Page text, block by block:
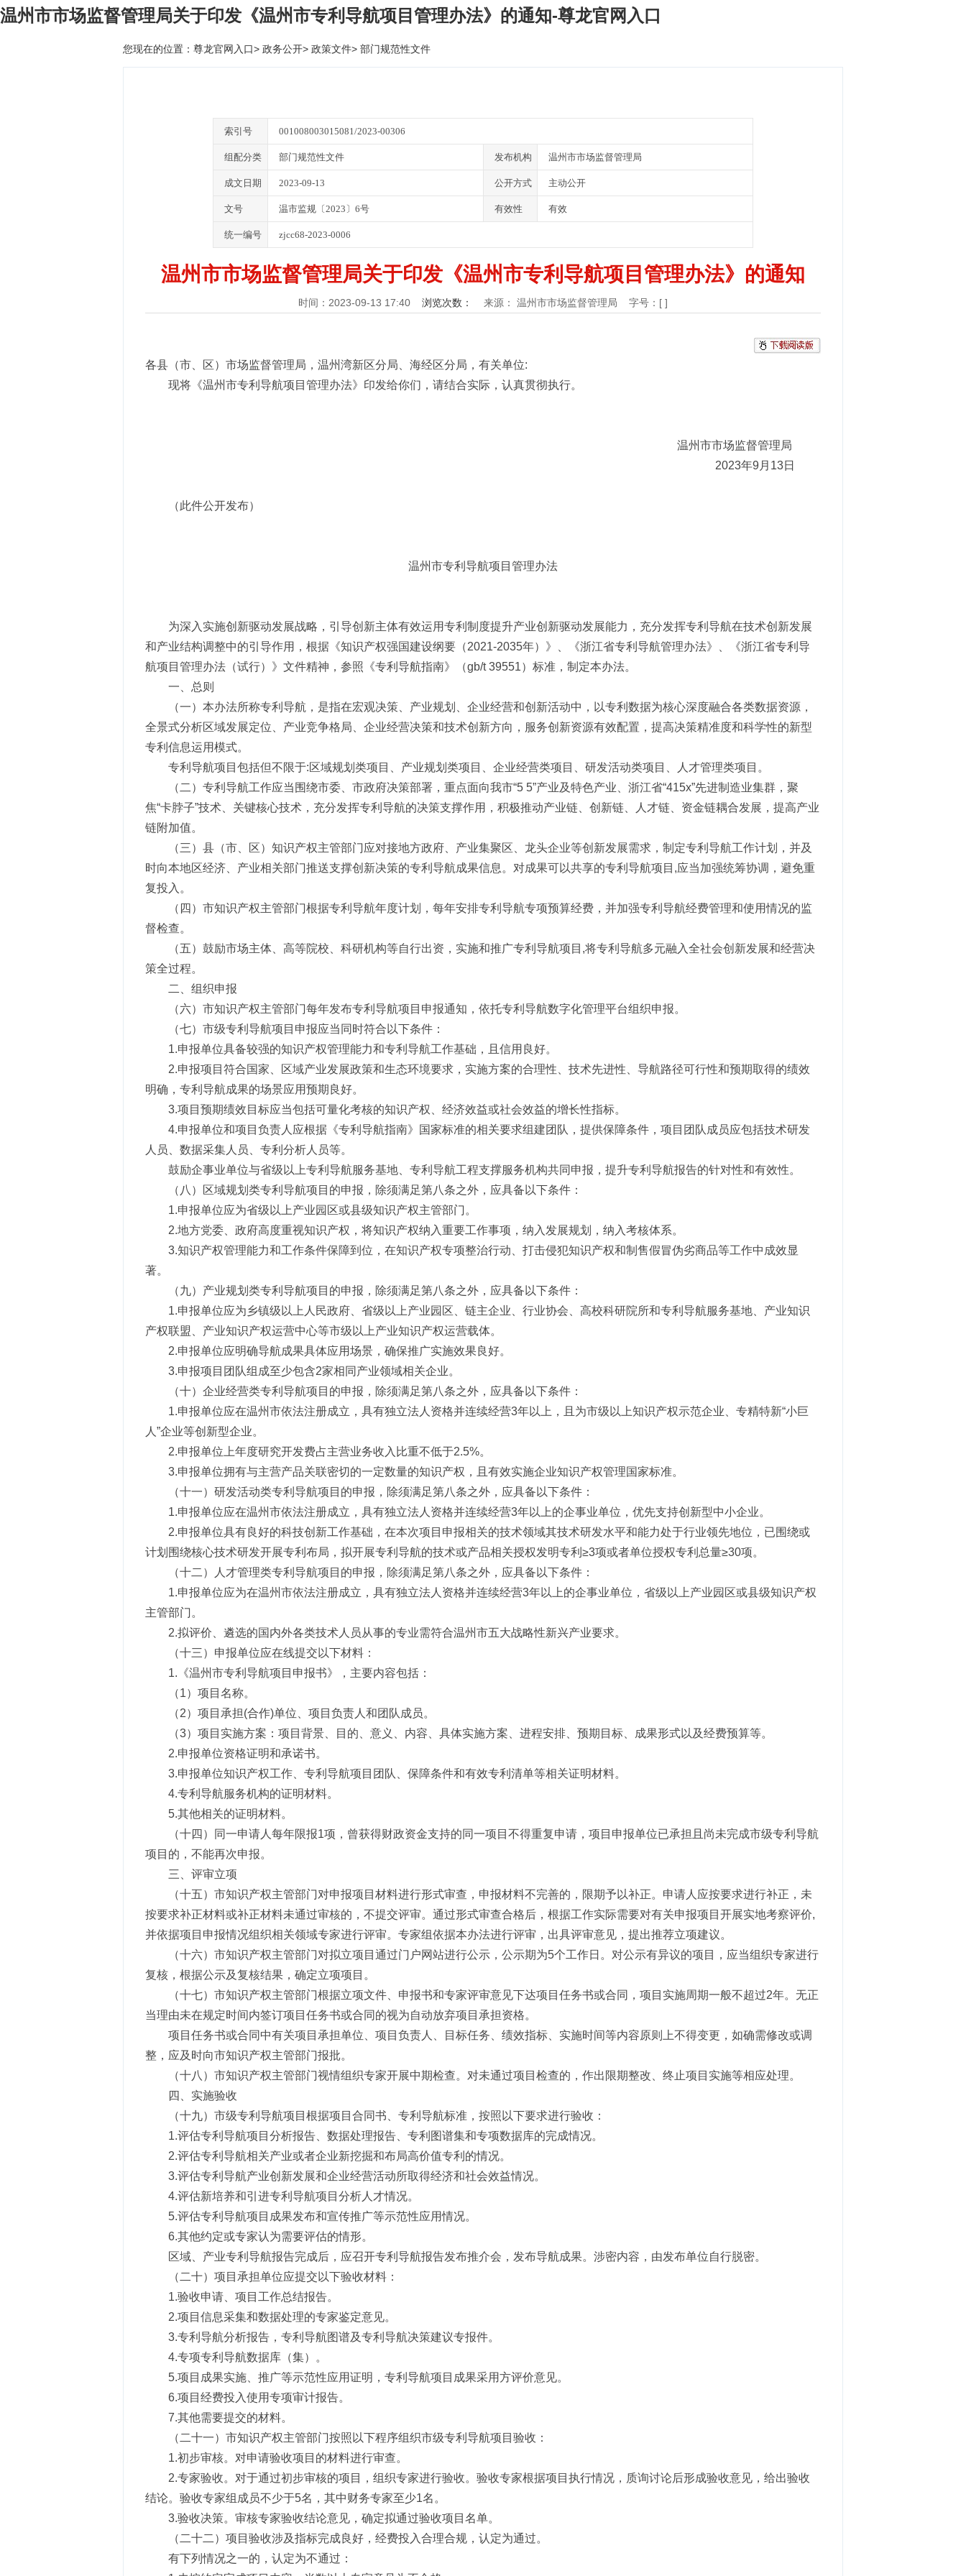
温州市市场监督管理局关于印发《温州市专利导航项目管理办法》的通知-尊龙官网入口
您现在的位置： 尊龙官网入口> 政务公开> 政策文件> 部门规范性文件
索引号 001008003015081/2023-00306
组配分类 部门规范性文件 发布机构 温州市市场监督管理局
成文日期 2023-09-13 公开方式 主动公开
文号 温市监规〔2023〕6号 有效性 有效
统一编号 zjcc68-2023-0006
温州市市场监督管理局关于印发《温州市专利导航项目管理办法》的通知
时间：2023-09-13 17:40 浏览次数： 来源： 温州市市场监督管理局 字号：[ ]
各县（市、区）市场监督管理局，温州湾新区分局、海经区分局，有关单位:
现将《温州市专利导航项目管理办法》印发给你们，请结合实际，认真贯彻执行。
温州市市场监督管理局
2023年9月13日
（此件公开发布）
温州市专利导航项目管理办法
为深入实施创新驱动发展战略，引导创新主体有效运用专利制度提升产业创新驱动发展能力，充分发挥专利导航在技术创新发展
和产业结构调整中的引导作用，根据《知识产权强国建设纲要（2021-2035年）》、《浙江省专利导航管理办法》、《浙江省专利导
航项目管理办法（试行）》文件精神，参照《专利导航指南》（gb/t 39551）标准，制定本办法。
一、总则
（一）本办法所称专利导航，是指在宏观决策、产业规划、企业经营和创新活动中，以专利数据为核心深度融合各类数据资源，
全景式分析区域发展定位、产业竞争格局、企业经营决策和技术创新方向，服务创新资源有效配置，提高决策精准度和科学性的新型
专利信息运用模式。
专利导航项目包括但不限于:区域规划类项目、产业规划类项目、企业经营类项目、研发活动类项目、人才管理类项目。
（二）专利导航工作应当围绕市委、市政府决策部署，重点面向我市“5 5”产业及特色产业、浙江省“415x”先进制造业集群，聚
焦“卡脖子”技术、关键核心技术，充分发挥专利导航的决策支撑作用，积极推动产业链、创新链、人才链、资金链耦合发展，提高产业
链附加值。
（三）县（市、区）知识产权主管部门应对接地方政府、产业集聚区、龙头企业等创新发展需求，制定专利导航工作计划，并及
时向本地区经济、产业相关部门推送支撑创新决策的专利导航成果信息。对成果可以共享的专利导航项目,应当加强统筹协调，避免重
复投入。
（四）市知识产权主管部门根据专利导航年度计划，每年安排专利导航专项预算经费，并加强专利导航经费管理和使用情况的监
督检查。
（五）鼓励市场主体、高等院校、科研机构等自行出资，实施和推广专利导航项目,将专利导航多元融入全社会创新发展和经营决
策全过程。
二、组织申报
（六）市知识产权主管部门每年发布专利导航项目申报通知，依托专利导航数字化管理平台组织申报。
（七）市级专利导航项目申报应当同时符合以下条件：
1.申报单位具备较强的知识产权管理能力和专利导航工作基础，且信用良好。
2.申报项目符合国家、区域产业发展政策和生态环境要求，实施方案的合理性、技术先进性、导航路径可行性和预期取得的绩效
明确，专利导航成果的场景应用预期良好。
3.项目预期绩效目标应当包括可量化考核的知识产权、经济效益或社会效益的增长性指标。
4.申报单位和项目负责人应根据《专利导航指南》国家标准的相关要求组建团队，提供保障条件，项目团队成员应包括技术研发
人员、数据采集人员、专利分析人员等。
鼓励企事业单位与省级以上专利导航服务基地、专利导航工程支撑服务机构共同申报，提升专利导航报告的针对性和有效性。
（八）区域规划类专利导航项目的申报，除须满足第八条之外，应具备以下条件：
1.申报单位应为省级以上产业园区或县级知识产权主管部门。
2.地方党委、政府高度重视知识产权，将知识产权纳入重要工作事项，纳入发展规划，纳入考核体系。
3.知识产权管理能力和工作条件保障到位，在知识产权专项整治行动、打击侵犯知识产权和制售假冒伪劣商品等工作中成效显
著。
（九）产业规划类专利导航项目的申报，除须满足第八条之外，应具备以下条件：
1.申报单位应为乡镇级以上人民政府、省级以上产业园区、链主企业、行业协会、高校科研院所和专利导航服务基地、产业知识
产权联盟、产业知识产权运营中心等市级以上产业知识产权运营载体。
2.申报单位应明确导航成果具体应用场景，确保推广实施效果良好。
3.申报项目团队组成至少包含2家相同产业领域相关企业。
（十）企业经营类专利导航项目的申报，除须满足第八条之外，应具备以下条件：
1.申报单位应在温州市依法注册成立，具有独立法人资格并连续经营3年以上，且为市级以上知识产权示范企业、专精特新“小巨
人”企业等创新型企业。
2.申报单位上年度研究开发费占主营业务收入比重不低于2.5%。
3.申报单位拥有与主营产品关联密切的一定数量的知识产权，且有效实施企业知识产权管理国家标准。
（十一）研发活动类专利导航项目的申报，除须满足第八条之外，应具备以下条件：
1.申报单位应在温州市依法注册成立，具有独立法人资格并连续经营3年以上的企事业单位，优先支持创新型中小企业。
2.申报单位具有良好的科技创新工作基础，在本次项目申报相关的技术领域其技术研发水平和能力处于行业领先地位，已围绕或
计划围绕核心技术研发开展专利布局，拟开展专利导航的技术或产品相关授权发明专利≥3项或者单位授权专利总量≥30项。
（十二）人才管理类专利导航项目的申报，除须满足第八条之外，应具备以下条件：
1.申报单位应为在温州市依法注册成立，具有独立法人资格并连续经营3年以上的企事业单位，省级以上产业园区或县级知识产权
主管部门。
2.拟评价、遴选的国内外各类技术人员从事的专业需符合温州市五大战略性新兴产业要求。
（十三）申报单位应在线提交以下材料：
1.《温州市专利导航项目申报书》，主要内容包括：
（1）项目名称。
（2）项目承担(合作)单位、项目负责人和团队成员。
（3）项目实施方案：项目背景、目的、意义、内容、具体实施方案、进程安排、预期目标、成果形式以及经费预算等。
2.申报单位资格证明和承诺书。
3.申报单位知识产权工作、专利导航项目团队、保障条件和有效专利清单等相关证明材料。
4.专利导航服务机构的证明材料。
5.其他相关的证明材料。
（十四）同一申请人每年限报1项，曾获得财政资金支持的同一项目不得重复申请，项目申报单位已承担且尚未完成市级专利导航
项目的，不能再次申报。
三、评审立项
（十五）市知识产权主管部门对申报项目材料进行形式审查，申报材料不完善的，限期予以补正。申请人应按要求进行补正，未
按要求补正材料或补正材料未通过审核的，不提交评审。通过形式审查合格后，根据工作实际需要对有关申报项目开展实地考察评价,
并依据项目申报情况组织相关领域专家进行评审。专家组依据本办法进行评审，出具评审意见，提出推荐立项建议。
（十六）市知识产权主管部门对拟立项目通过门户网站进行公示，公示期为5个工作日。对公示有异议的项目，应当组织专家进行
复核，根据公示及复核结果，确定立项项目。
（十七）市知识产权主管部门根据立项文件、申报书和专家评审意见下达项目任务书或合同，项目实施周期一般不超过2年。无正
当理由未在规定时间内签订项目任务书或合同的视为自动放弃项目承担资格。
项目任务书或合同中有关项目承担单位、项目负责人、目标任务、绩效指标、实施时间等内容原则上不得变更，如确需修改或调
整，应及时向市知识产权主管部门报批。
（十八）市知识产权主管部门视情组织专家开展中期检查。对未通过项目检查的，作出限期整改、终止项目实施等相应处理。
四、实施验收
（十九）市级专利导航项目根据项目合同书、专利导航标准，按照以下要求进行验收：
1.评估专利导航项目分析报告、数据处理报告、专利图谱集和专项数据库的完成情况。
2.评估专利导航相关产业或者企业新挖掘和布局高价值专利的情况。
3.评估专利导航产业创新发展和企业经营活动所取得经济和社会效益情况。
4.评估新培养和引进专利导航项目分析人才情况。
5.评估专利导航项目成果发布和宣传推广等示范性应用情况。
6.其他约定或专家认为需要评估的情形。
区域、产业专利导航报告完成后，应召开专利导航报告发布推介会，发布导航成果。涉密内容，由发布单位自行脱密。
（二十）项目承担单位应提交以下验收材料：
1.验收申请、项目工作总结报告。
2.项目信息采集和数据处理的专家鉴定意见。
3.专利导航分析报告，专利导航图谱及专利导航决策建议专报件。
4.专项专利导航数据库（集）。
5.项目成果实施、推广等示范性应用证明，专利导航项目成果采用方评价意见。
6.项目经费投入使用专项审计报告。
7.其他需要提交的材料。
（二十一）市知识产权主管部门按照以下程序组织市级专利导航项目验收：
1.初步审核。对申请验收项目的材料进行审查。
2.专家验收。对于通过初步审核的项目，组织专家进行验收。验收专家根据项目执行情况，质询讨论后形成验收意见，给出验收
结论。验收专家组成员不少于5名，其中财务专家至少1名。
3.验收决策。审核专家验收结论意见，确定拟通过验收项目名单。
（二十二）项目验收涉及指标完成良好，经费投入合理合规，认定为通过。
有下列情况之一的，认定为不通过：